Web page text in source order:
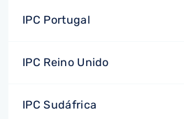
IPC Portugal
IPC Reino Unido
IPC Sudáfrica